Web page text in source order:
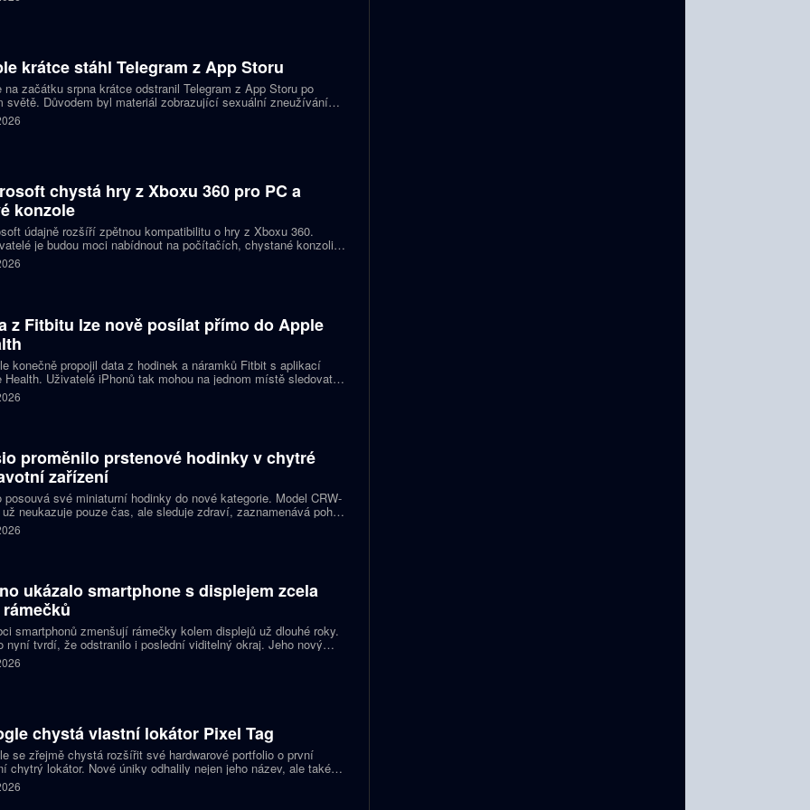
Sol spolu s posuvníkem, který nastaví intenzitu přemýšlení.
krátce stáhl Telegram z App Storu
na začátku srpna krátce odstranil Telegram z App Storu po
světě. Důvodem byl materiál zobrazující sexuální zneužívání
podle firmy sdílel jeden uživatel. Telegram účet rychle
a aplikace se ještě během stejného dne do obchodu vrátila.
chystá hry z Xboxu 360 pro PC a
konzole
údajně rozšíří zpětnou kompatibilitu o hry z Xboxu 360.
je budou moci nabídnout na počítačích, chystané konzoli
Helix i přenosných zařízeních. První tituly by mohly dorazit
let 2027 a 2028.
z Fitbitu lze nově posílat přímo do Apple
konečně propojil data z hodinek a náramků Fitbit s aplikací
Health. Uživatelé iPhonů tak mohou na jednom místě sledovat
cvičení, spánek i zdravotní údaje. Novinka odstraňuje omezení,
bylo dosud nutné využívat pomocné aplikace nebo jiné
proměnilo prstenové hodinky v chytré
zařízení
posouvá své miniaturní hodinky do nové kategorie. Model CRW-
už neukazuje pouze čas, ale sleduje zdraví, zaznamenává pohyb
na dění v telefonu. Celokovový prsten tak spojuje digitální
šperk a chytré zařízení, které může uživatel nosit po celý den.
ukázalo smartphone s displejem zcela
rámečků
smartphonů zmenšují rámečky kolem displejů už dlouhé roky.
nyní tvrdí, že odstranilo i poslední viditelný okraj. Jeho nový
nabízí obrazovku s rámečkem širokým přesně nula milimetrů.
chystá vlastní lokátor Pixel Tag
se zřejmě chystá rozšířit své hardwarové portfolio o první
chytrý lokátor. Nové úniky odhalily nejen jeho název, ale také
zařízení a několik technických detailů. Pixel Tag má
v síti Find My Device a pomáhat s hledáním ztracených věcí